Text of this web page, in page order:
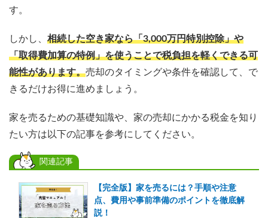
す。
しかし、 相続した空き家なら「3,000万円特別控除」や
「取得費加算の特例」を使うことで税負担を軽くできる可
能性があります。売却のタイミングや条件を確認して、で
きるだけお得に進めましょう。
家を売るための基礎知識や、家の売却にかかる税金を知り
たい方は以下の記事を参考にしてください。
関連記事
【完全版】家を売るには？手順や注意
点、費用や事前準備のポイントを徹底解
説！